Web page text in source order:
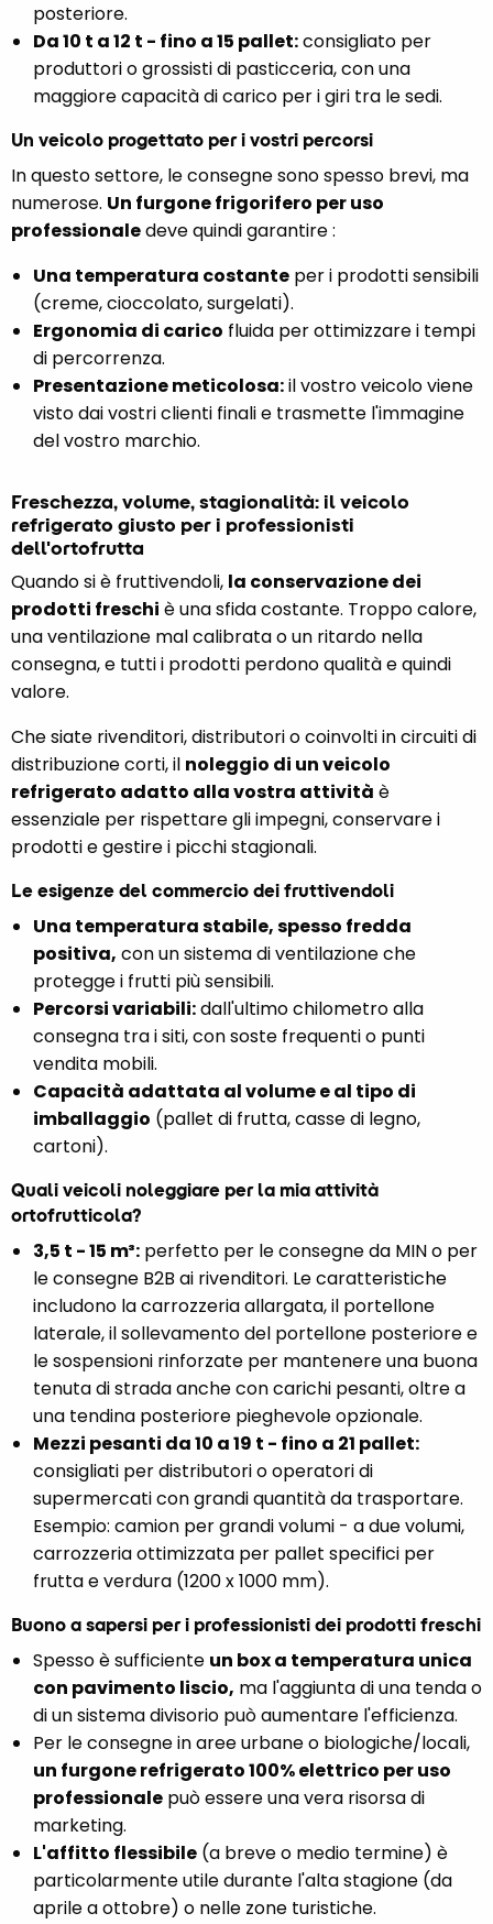
posteriore.
Da 10 t a 12 t - fino a 15 pallet:consigliato per
produttori o grossisti di pasticceria, con una
maggiore capacità di carico per i giri tra le sedi.
Un veicolo progettato per i vostri percorsi
In questo settore, le consegne sono spesso brevi, ma
numerose. Un furgone frigorifero per uso
professionaledeve quindi garantire :
Una temperatura costante per i prodotti sensibili
(creme, cioccolato, surgelati).
Ergonomia di carico fluida per ottimizzare i tempi
di percorrenza.
Presentazione meticolosa:il vostro veicolo viene
visto dai vostri clienti finali e trasmette l'immagine
del vostro marchio.
Freschezza, volume, stagionalità: il veicolo
refrigerato giusto per i professionisti
dell'ortofrutta
Quando si è fruttivendoli, la conservazione dei
prodotti freschi è una sfida costante. Troppo calore,
una ventilazione mal calibrata o un ritardo nella
consegna, e tutti i prodotti perdono qualità e quindi
valore.
Che siate rivenditori, distributori o coinvolti in circuiti di
distribuzione corti, il noleggio di un veicolo
refrigerato adatto alla vostra attività è
essenziale per rispettare gli impegni, conservare i
prodotti e gestire i picchi stagionali.
Le esigenze del commercio dei fruttivendoli
Una temperatura stabile, spesso fredda
positiva, con un sistema di ventilazione che
protegge i frutti più sensibili.
Percorsi variabili:dall'ultimo chilometro alla
consegna tra i siti, con soste frequenti o punti
vendita mobili.
Capacità adattata al volume e al tipo di
imballaggio (pallet di frutta, casse di legno,
cartoni).
Quali veicoli noleggiare per la mia attività
ortofrutticola?
3,5 t - 15 m³: perfetto per le consegne da MIN o per
le consegne B2B ai rivenditori. Le caratteristiche
includono la carrozzeria allargata, il portellone
laterale, il sollevamento del portellone posteriore e
le sospensioni rinforzate per mantenere una buona
tenuta di strada anche con carichi pesanti, oltre a
una tendina posteriore pieghevole opzionale.
Mezzi pesanti da 10 a 19 t - fino a 21 pallet:
consigliati per distributori o operatori di
supermercati con grandi quantità da trasportare.
Esempio: camion per grandi volumi - a due volumi,
carrozzeria ottimizzata per pallet specifici per
frutta e verdura (1200 x 1000 mm).
Buono a sapersi per i professionisti dei prodotti freschi
Spesso è sufficiente un box a temperatura unica
con pavimento liscio, ma l'aggiunta di una tenda o
di un sistema divisorio può aumentare l'efficienza.
Per le consegne in aree urbane o biologiche/locali,
un furgone refrigerato 100% elettrico per uso
professionale può essere una vera risorsa di
marketing.
L'affitto flessibile (a breve o medio termine) è
particolarmente utile durante l'alta stagione (da
aprile a ottobre) o nelle zone turistiche.